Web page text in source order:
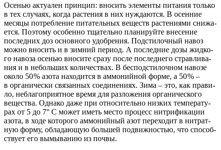
Осе­нью актуа­лен прин­цип: вно­сить элемен­ты пита­ния толь­ко
в тех слу­ча­ях, когда рас­те­ния в них нуж­да­ют­ся. В осен­ние
меся­цы потреб­ле­ние пита­тель­ных веществ рас­те­ни­я­ми сни­жа­
ет­ся. Поэто­му осо­бен­но тща­тель­но пла­ни­руй­те вне­се­ние
послед­них доз основ­но­го удоб­ре­ния. Под­сти­лоч­ный навоз
мож­но вно­сить и в зим­ний пери­од. А послед­ние дозы жид­ко­
го наво­за осе­нью вно­си­те сра­зу после послед­не­го страв­ли­ва­
ния и в неболь­ших коли­че­ствах. В беспод­стилочном наво­зе
око­ло 50 % азо­та нахо­дит­ся в аммо­ний­ной фор­ме, а 50 % –
в орга­ни­че­ски свя­зан­ных соеди­не­ни­ях. Зима – это, как пра­ви­
ло, небла­го­при­ят­ное вре­мя для раз­ло­же­ния орга­ни­че­ско­го
вещест­ва. Одна­ко даже при отно­си­тель­но низ­ких тем­пе­ра­ту­
рах от 5 до 7° С может иметь место про­цесс нит­ри­фи­ка­ции
азо­та, в ходе кото­ро­го аммо­ний­ный азот пере­хо­дит в нит­рат­
ную фор­му, обла­да­ю­щую боль­шей подвиж­но­стью, что спо­соб­
ству­ет его вымы­ва­нию из почвы.